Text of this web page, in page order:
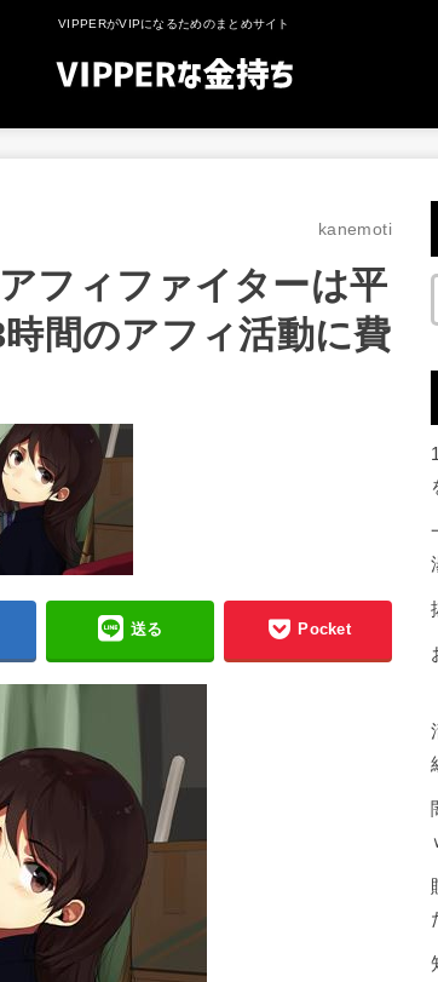
VIPPERがVIPになるためのまとめサイト
kanemoti
フィファイターは平
間のアフィ活動に費
送る Pocket